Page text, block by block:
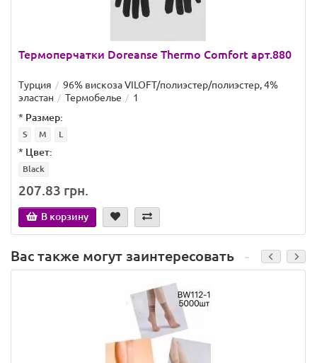
Термоперчатки Doreanse Thermo Comfort арт.880
Турция
96% вискоза VILOFT/полиэстер/полиэстер, 4%
эластан
Термобелье
1
* Размер:
S M L
* Цвет:
Black
207.83 грн.
В корзину
Вас также могут заинтересовать